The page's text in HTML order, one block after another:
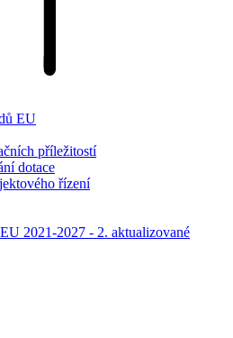
EU
příležitostí
dotace
řízení
2021-2027 - 2. aktualizované